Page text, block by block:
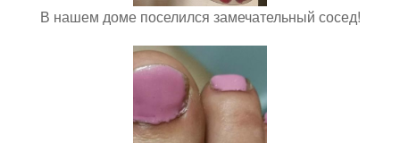
В нашем доме поселился замечательный сосед!